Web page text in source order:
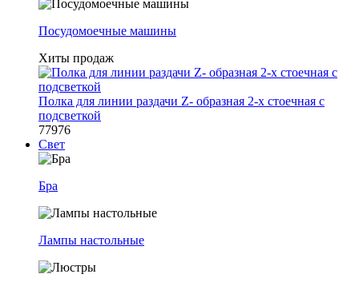
Посудомоечные машины
Хиты продаж
Полка для линии раздачи Z- образная 2-х стоечная с
подсветкой
77976
Свет
Бра
Лампы настольные